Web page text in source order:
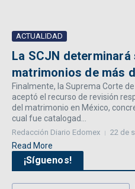
ACTUALIDAD
La SCJN determinará
matrimonios de más
Finalmente, la Suprema Corte
aceptó el recurso de revisión
del matrimonio en México,
cual fue catalogad...
Redacción Diario Edomex 22 de
Read More
¡Síguenos!